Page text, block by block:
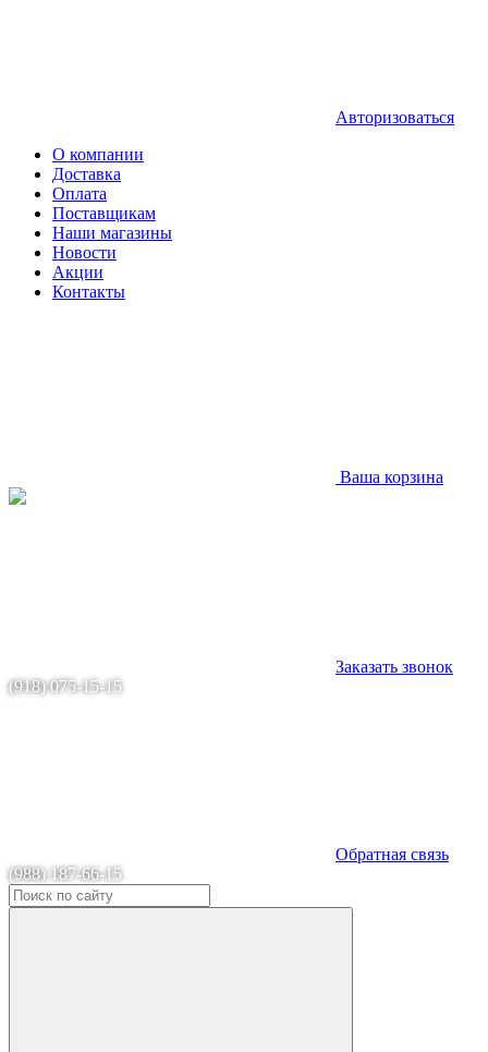
Авторизоваться
О компании
Доставка
Оплата
Поставщикам
Наши магазины
Новости
Акции
Контакты
Ваша корзина
Заказать звонок
(918) 075-15-15
Обратная связь
(988) 187-66-15